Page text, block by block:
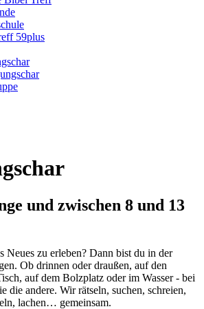
59plus
und zwischen 8 und 13
Neues zu erleben? Dann bist du in der
Ob drinnen oder draußen, auf den
auf dem Bolzplatz oder im Wasser - bei
die andere. Wir rätseln, suchen, schreien,
lachen… gemeinsam.